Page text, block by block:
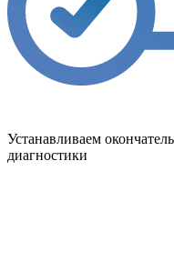
Устанавливаем
диагностики